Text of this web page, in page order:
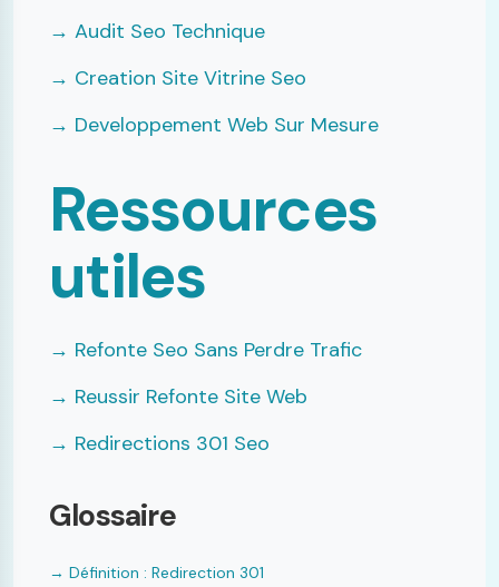
→ Audit Seo Technique
→ Creation Site Vitrine Seo
→ Developpement Web Sur Mesure
Ressources
utiles
→ Refonte Seo Sans Perdre Trafic
→ Reussir Refonte Site Web
→ Redirections 301 Seo
Glossaire
→ Définition : Redirection 301